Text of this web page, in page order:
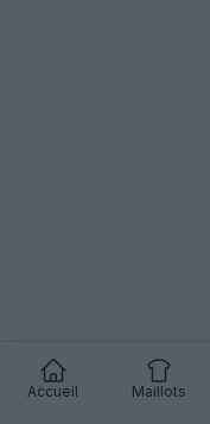
Accueil Maillots